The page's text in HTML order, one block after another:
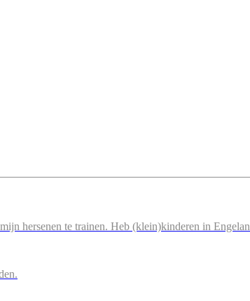
hersenen te trainen. Heb (klein)kinderen in